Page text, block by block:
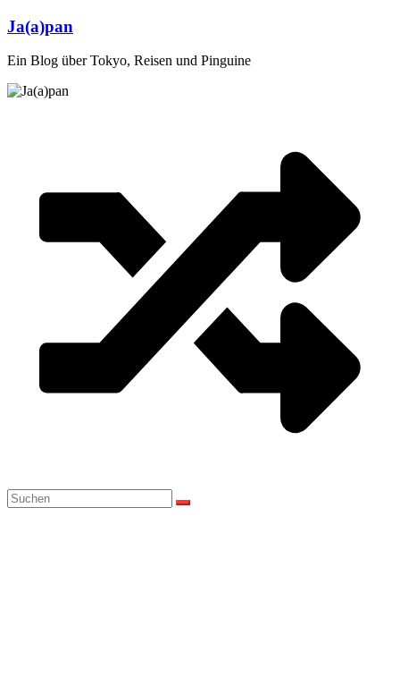
Zum
Inhalt
springen
Ja(a)pan
Ein Blog über Tokyo, Reisen und Pinguine